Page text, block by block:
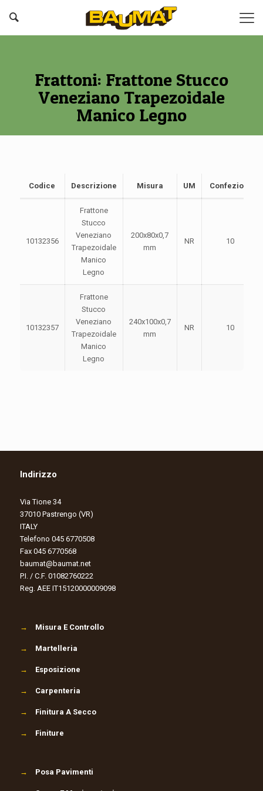
Frattoni: Frattone Stucco
Veneziano Trapezoidale
Manico Legno
Codice Descrizione Misura UM Confezione
10132356
Frattone
Stucco
Veneziano
Trapezoidale
Manico
Legno
200x80x0,7
mm
NR 10
10132357
Frattone
Stucco
Veneziano
Trapezoidale
Manico
Legno
240x100x0,7
mm
NR 10
Indirizzo
Via Tione 34
37010 Pastrengo (VR)
ITALY
Telefono 045 6770508
Fax 045 6770568
baumat@baumat.net
P.I. / C.F. 01082760222
Reg. AEE IT15120000009098
→ Misura E Controllo
→ Martelleria
→ Esposizione
→ Carpenteria
→ Finitura A Secco
→ Finiture
→ Posa Pavimenti